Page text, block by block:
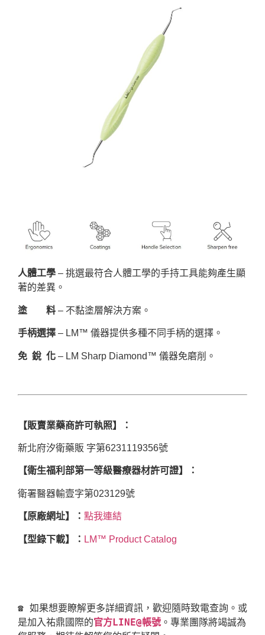
人體工學 – 挑選最符合人體工學的手持工具能夠產生顯
著的差異。
塗 料 – 不黏塗層解決方案。
手柄選擇 – LM™ 儀器提供多種不同手柄的選擇。
免 銳 化 – LM Sharp Diamond™ 儀器免磨削。
【販賣業藥商許可執照】：
新北府汐衛藥販 字第6231119356號
【衛生福利部第一等級醫療器材許可證】：
衛署醫器輸壹字第023129號
【原廠網址】： 點我連結
【型錄下載】： LM™ Product Catalog
☎ 如果想要瞭解更多詳細資訊，歡迎隨時致電查詢。或
是加入祐鼎國際的官方LINE@帳號 。專業團隊將竭誠為